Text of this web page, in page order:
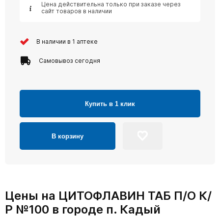
Цена действительна только при заказе через
сайт товаров в наличии
В наличии в 1 аптеке
Самовывоз сегодня
Купить в 1 клик
В корзину
Цены на ЦИТОФЛАВИН ТАБ П/О К/
Р №100 в городе п. Кадый